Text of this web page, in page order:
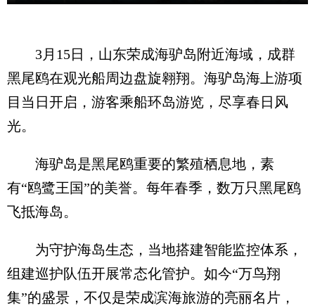
3月15日，山东荣成海驴岛附近海域，成群
黑尾鸥在观光船周边盘旋翱翔。海驴岛海上游项
目当日开启，游客乘船环岛游览，尽享春日风
光。
海驴岛是黑尾鸥重要的繁殖栖息地，素
有“鸥鹭王国”的美誉。每年春季，数万只黑尾鸥
飞抵海岛。
为守护海岛生态，当地搭建智能监控体系，
组建巡护队伍开展常态化管护。如今“万鸟翔
集”的盛景，不仅是荣成滨海旅游的亮丽名片，